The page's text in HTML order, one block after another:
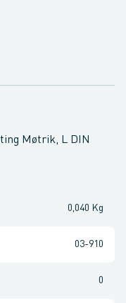
Møtrik, L DIN
0,040 Kg
03-910
0